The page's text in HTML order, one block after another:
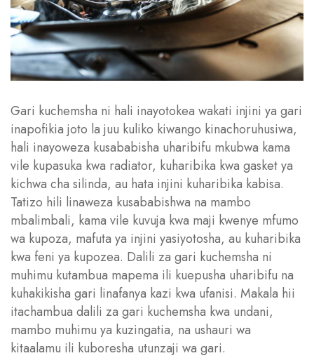
Gari kuchemsha ni hali inayotokea wakati injini ya gari
inapofikia joto la juu kuliko kiwango kinachoruhusiwa,
hali inayoweza kusababisha uharibifu mkubwa kama
vile kupasuka kwa radiator, kuharibika kwa gasket ya
kichwa cha silinda, au hata injini kuharibika kabisa.
Tatizo hili linaweza kusababishwa na mambo
mbalimbali, kama vile kuvuja kwa maji kwenye mfumo
wa kupoza, mafuta ya injini yasiyotosha, au kuharibika
kwa feni ya kupozea. Dalili za gari kuchemsha ni
muhimu kutambua mapema ili kuepusha uharibifu na
kuhakikisha gari linafanya kazi kwa ufanisi. Makala hii
itachambua dalili za gari kuchemsha kwa undani,
mambo muhimu ya kuzingatia, na ushauri wa
kitaalamu ili kuboresha utunzaji wa gari.